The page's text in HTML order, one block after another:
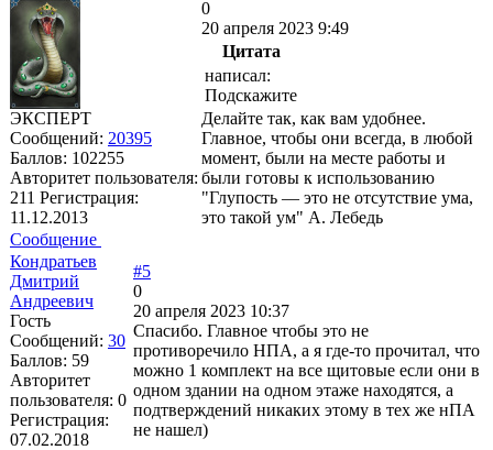
ЭКСПЕРТ
Сообщений: 20395
Баллов: 102255
Авторитет пользователя:
211 Регистрация:
11.12.2013
0
20 апреля 2023 9:49
Цитата
написал:
Подскажите
Делайте так, как вам удобнее.
Главное, чтобы они всегда, в любой
момент, были на месте работы и
были готовы к использованию
"Глупость — это не отсутствие ума,
это такой ум" А. Лебедь
Сообщение
Кондратьев
Дмитрий
Андреевич
Гость
Сообщений: 30
Баллов: 59
Авторитет
пользователя: 0
Регистрация:
07.02.2018
#5
0
20 апреля 2023 10:37
Спасибо. Главное чтобы это не
противоречило НПА, а я где-то прочитал, что
можно 1 комплект на все щитовые если они в
одном здании на одном этаже находятся, а
подтверждений никаких этому в тех же нПА
не нашел)